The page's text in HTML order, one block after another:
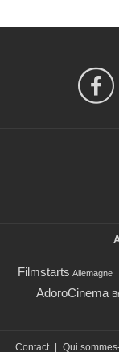
Filmstarts Allemagne
AdoroCinema
Contact Qui